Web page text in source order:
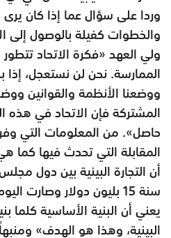
وردا على سؤال عما إذا كان
والخطوات كفيلة بالوصول إلى
ولي العهد «فكرة الاتحاد
الممارسة. نحن لن نستعجل، إذا
ووضعنا الأنظمة والقوانين
المشتركة فإن الاتحاد في هذه
حاصل». من المعلومات التي
المقابلة التي تحدث فيها كما
يعني أن البنية الأساسية كلما
البينية، وهذا هو الهدف»